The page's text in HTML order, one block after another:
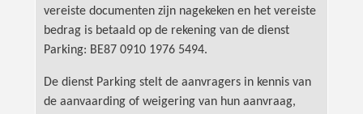
vereiste documenten zijn nagekeken en het vereiste
bedrag is betaald op de rekening van de dienst
Parking: BE87 0910 1976 5494.
De dienst Parking stelt de aanvragers in kennis van
de aanvaarding of weigering van hun aanvraag,